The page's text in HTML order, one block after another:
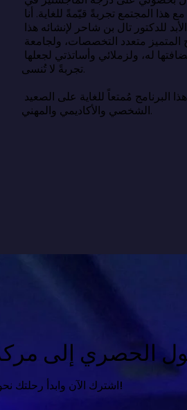
تجربةً لا تُنسى.
الشخصي والأكاديمي والمهني.
الحصري إلى مركز
اشترك الآن وابدأ رحلتك نحو حياة أكثر سعادة واكتمالاً!